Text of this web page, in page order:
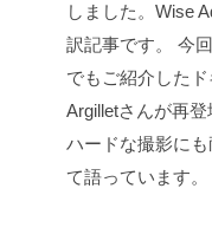
しました。Wise
訳記事です。
今
でもご紹介した
Argilletさんが再
ハードな撮影に
て語っています。